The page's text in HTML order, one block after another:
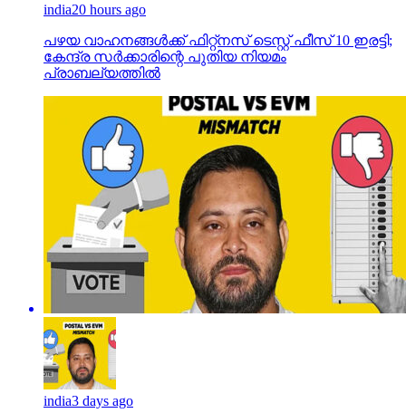
india20 hours ago
പഴയ വാഹനങ്ങള്‍ക്ക് ഫിറ്റ്‌നസ് ടെസ്റ്റ് ഫീസ് 10 ഇരട്ടി;
കേന്ദ്ര സര്‍ക്കാരിന്റെ പുതിയ നിയമം
പ്രാബല്യത്തില്‍
india3 days ago